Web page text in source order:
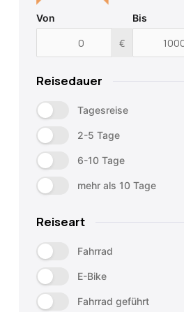
Von
€
Bis
Reisedauer
Tagesreise
2-5 Tage
6-10 Tage
mehr als 10 Tage
Reiseart
Fahrrad
E-Bike
Fahrrad geführt